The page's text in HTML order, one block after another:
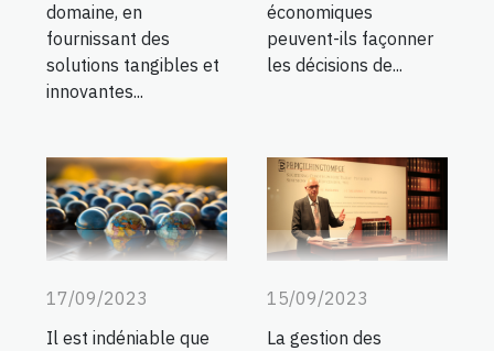
domaine, en
fournissant des
solutions tangibles et
innovantes...
économiques
peuvent-ils façonner
les décisions de...
17/09/2023
Il est indéniable que
15/09/2023
La gestion des